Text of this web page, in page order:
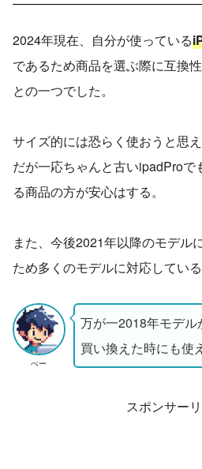
2024年現在、自分が使っている
であるため商品を選ぶ際に互換
との一つでした。
サイズ的には恐らく使おうと思
だが一応ちゃんと古いipadProで
る商品の方が安心はする。
また、今後2021年以降のモデル
ため多くのモデルに対応してい
ぺー
万が一2018年モデ
買い換えた時にも使
スポンサー